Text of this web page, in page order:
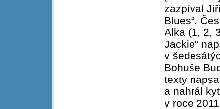
zazpíval
Blues“.
Alka (1, 2,
Jackie“
v
Bohuše
texty
a nahrál
v roce